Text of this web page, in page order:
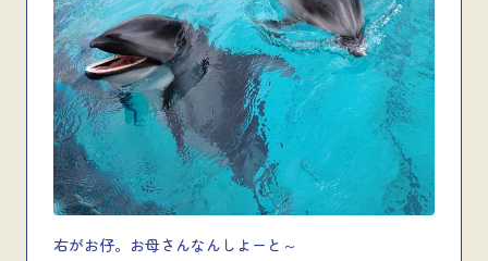
右がお仔。お母さんなんしよーと～